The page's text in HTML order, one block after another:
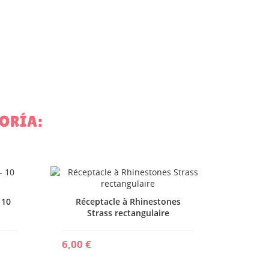
Réceptacle à Rhinestones
Strass rectangulaire
6,00 €